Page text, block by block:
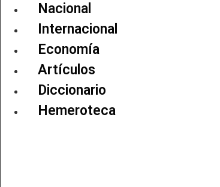
Nacional
Internacional
Economía
Artículos
Diccionario
Hemeroteca